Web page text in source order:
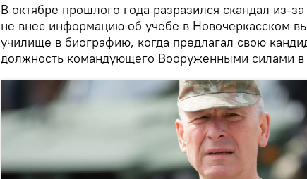
В октябре прошлого года разразился скандал из-
не внес информацию об учебе в Новочеркасском
училище в биографию, когда предлагал свою
должность командующего Вооруженными силами в